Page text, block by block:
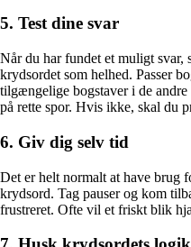
5. Test dine svar
Når du har fundet et muligt svar,
krydsordet som helhed. Passer
tilgængelige bogstaver i de
på rette spor. Hvis ikke, skal du
6. Giv dig selv tid
Det er helt normalt at have brug
krydsord. Tag pauser og kom
frustreret. Ofte vil et friskt blik